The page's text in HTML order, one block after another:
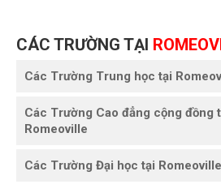
CÁC TRƯỜNG TẠI
Các Trường Trung học tại
Các Trường Cao đẳng cộng đồng
Romeoville
Các Trường Đại học tại Romeoville